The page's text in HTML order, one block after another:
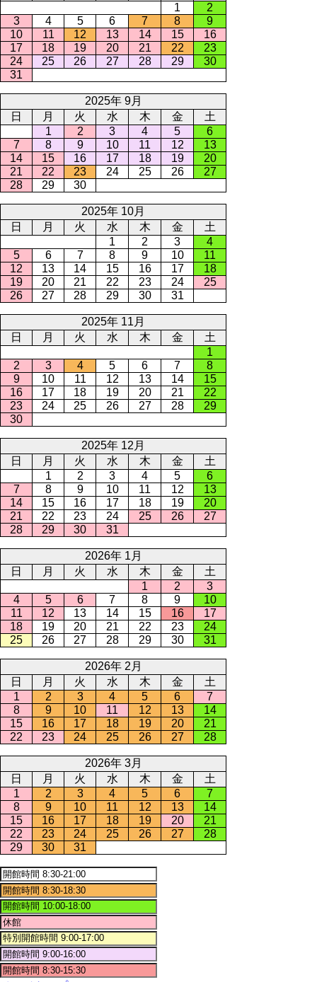
1
2
3
4 5 6 7 8
9
10
11 12 13 14 15
16
17
18 19 20 21 22
23
24
25 26 27 28 29
30
31
2025年 9月
日
月 火 水 木 金
土
1
2 3 4 5
6
7
8 9 10 11 12
13
14
15 16 17 18 19
20
21
22 23 24 25 26
27
28
29 30
2025年 10月
日
月 火 水 木 金
土
1
2 3
4
5
6 7 8 9 10
11
12
13 14 15 16 17
18
19
20 21 22 23 24
25
26
27 28 29 30 31
2025年 11月
日
月 火 水 木 金
土
1
2
3 4 5 6 7
8
9
10 11 12 13 14
15
16
17 18 19 20 21
22
23
24 25 26 27 28
29
30
2025年 12月
日
月 火 水 木 金
土
1
2 3 4 5
6
7
8 9 10 11 12
13
14
15 16 17 18 19
20
21
22 23 24 25 26
27
28
29 30 31
2026年 1月
日
月 火 水 木 金
土
1
2
3
4
5 6 7 8 9
10
11
12 13 14 15 16
17
18
19 20 21 22 23
24
25
26 27 28 29 30 31
2026年 2月
日
月 火 水 木 金
土
1
2 3 4 5 6
7
8
9 10 11 12 13
14
15
16 17 18 19 20
21
22
23 24 25 26 27 28
2026年 3月
日
月 火 水 木 金
土
1
2 3 4 5 6
7
8
9 10 11 12 13
14
15
16 17 18 19 20
21
22
23 24 25 26 27
28
29
30 31